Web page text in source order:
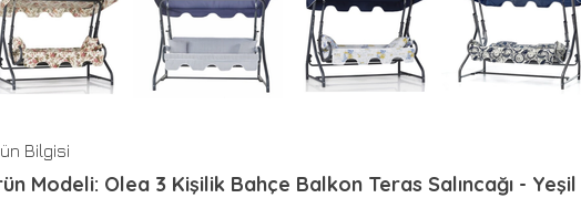
Bilgisi
Modeli: Olea 3 Kişilik Bahçe Balkon Teras Salıncağı - Yeşil